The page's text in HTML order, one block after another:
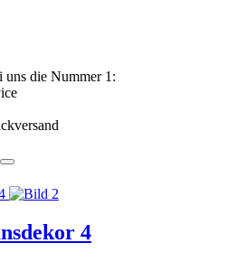
uns die Nummer 1:
4